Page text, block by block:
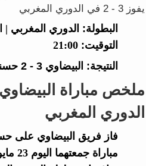
يفوز 3 - 2 في الدوري المغربي
البطولة: الدوري المغربي |
التوقيت: 21:00
النتيجة: البيضاوي3 - 2
ملخص مباراة
الدوري المغربي
فاز فريق البيضاوي على